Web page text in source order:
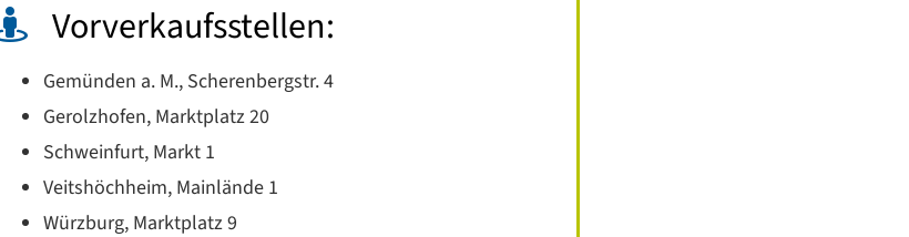
Vorverkaufsstellen:
Gemünden a. M., Scherenbergstr. 4
Gerolzhofen, Marktplatz 20
Schweinfurt, Markt 1
Veitshöchheim, Mainlände 1
Würzburg, Marktplatz 9